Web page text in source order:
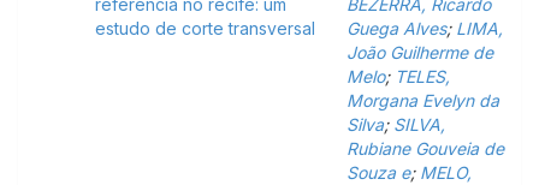
referência no recife: um
estudo de corte transversal
BEZERRA, Ricardo
Guega Alves; LIMA,
João Guilherme de
Melo; TELES,
Morgana Evelyn da
Silva; SILVA,
Rubiane Gouveia de
Souza e; MELO,